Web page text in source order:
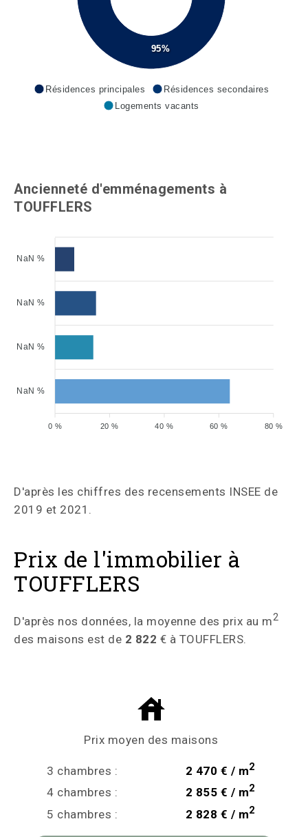
95%
Résidences principales
Résidences secondaires
Logements vacants
Ancienneté d'emménagements à
TOUFFLERS
NaN %
NaN %
NaN %
NaN %
80 %
60 %
40 %
20 %
0 %
D'après les chiffres des recensements INSEE de
2019 et 2021.
Prix de l'immobilier à
TOUFFLERS
D'après nos données, la moyenne des prix au m2
des maisons est de 2 822 € à TOUFFLERS.
Prix moyen des maisons
3 chambres : 2 470 € / m2
4 chambres : 2 855 € / m2
5 chambres : 2 828 € / m2